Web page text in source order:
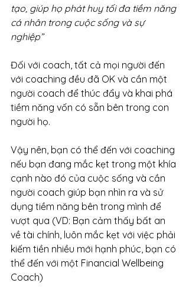
tạo, giúp họ phát huy tối đa tiềm năng
cá nhân trong cuộc sống và sự
nghiệp”
Đối với coach, tất cả mọi người đến
với coaching đều đã OK và cần một
người coach để thúc đẩy và khai phá
tiềm năng vốn có sẵn bên trong con
người họ.
Vậy nên, bạn có thể đến với coaching
nếu bạn đang mắc kẹt trong một khía
cạnh nào đó của cuộc sống và cần
người coach giúp bạn nhìn ra và sử
dụng tiềm năng bên trong mình để
vượt qua (VD: Bạn cảm thấy bất an
về tài chính, luôn mắc kẹt với việc phải
kiếm tiền nhiều mới hạnh phúc, bạn có
thể đến với một Financial Wellbeing
Coach)